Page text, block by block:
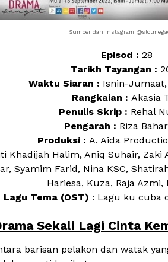
Sumber dari Instagram
Episod : 28
Tarikh Tayangan :
Waktu Siaran : Isnin-
Rangkaian : Akasia
Penulis Skrip : Rehal
Pengarah : Riza
Produksi : A. Aida
Khadijah Halim, Aniq Suhair, Zaki
Syamim Farid, Nina KSC,
Hariesa, Kuza, Raja Azmi,
Lagu Tema (OST) : Lagu ku cuba
Sekali Lagi Cinta
barisan pelakon dan watak